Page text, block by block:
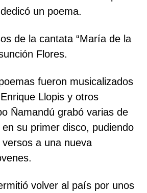
un poema.
de la cantata “María de la
Flores.
fueron musicalizados
Llopis y otros
Ñamandú grabó varias de
su primer disco, pudiendo
a una nueva
volver al país por unos